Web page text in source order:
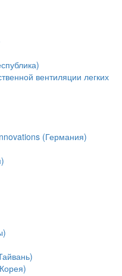
вентиляции легких
(Германия)